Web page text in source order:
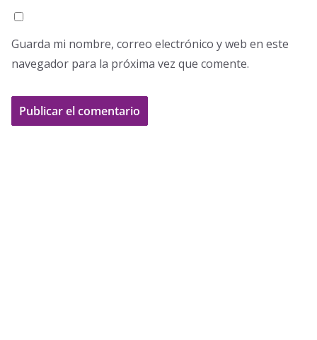
Guarda mi nombre, correo electrónico y web en este
navegador para la próxima vez que comente.